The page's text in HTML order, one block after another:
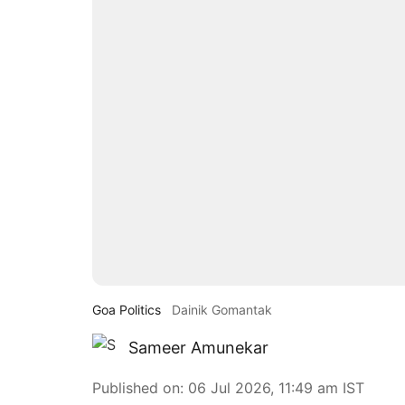
Goa Politics Dainik Gomantak
Sameer Amunekar
Published on: 06 Jul 2026, 11:49 am IST